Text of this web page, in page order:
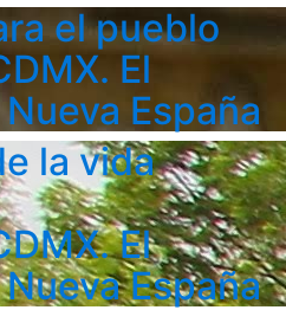
el pueblo
El
España
la vida
El
España